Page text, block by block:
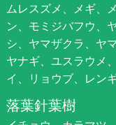
ムレスズメ、メギ、
ン、モミジバフウ、
シ、ヤマザクラ、ヤ
ヤナギ、ユスラウメ
イ、リョウブ、レン
落葉針葉樹